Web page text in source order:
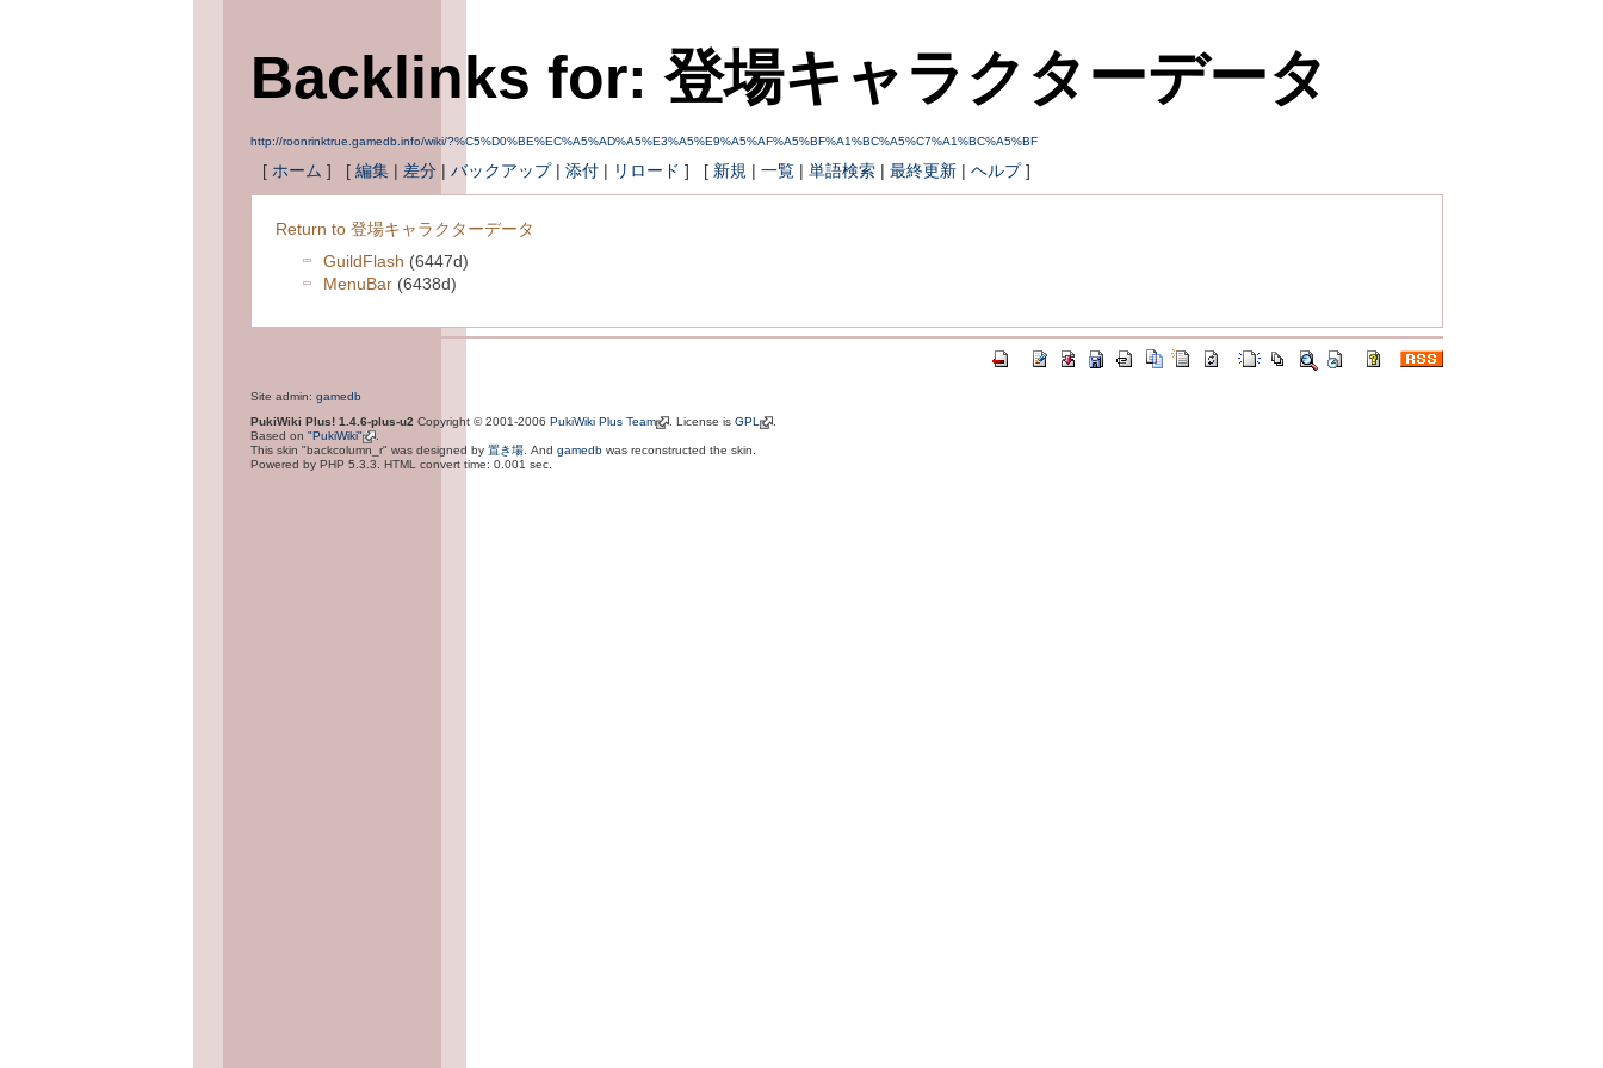
Backlinks for: 登場キャラクターデータ
http://roonrinktrue.gamedb.info/wiki/?%C5%D0%BE%EC%A5%AD%A5%E3%A5%E9%A5%AF%A5%BF%A1%BC%A5%C7%A1%BC%A5%BF
[ ホーム ] [ 編集 | 差分 | バックアップ| 添付 | リロード ] [ 新規 | 一覧 | 単語検索 | 最終更新 | ヘルプ]
Return to 登場キャラクターデータ
GuildFlash (6447d)
MenuBar (6438d)
Site admin: gamedb
PukiWiki Plus! 1.4.6-plus-u2 Copyright © 2001-2006 PukiWiki Plus Team . License is GPL
Based on "PukiWiki"
This skin "backcolumn_r" was designed by 置き場 . And gamedb was reconstructed the skin.
Powered by PHP 5.3.3. HTML convert time: 0.001 sec.